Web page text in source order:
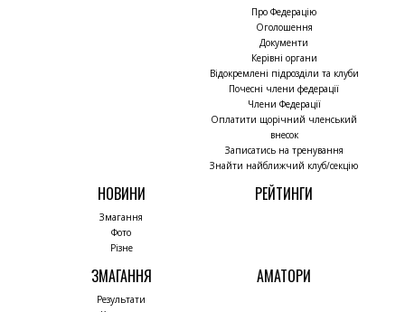
Про Федерацію
Оголошення
Документи
Керівні органи
Відокремлені підрозділи та клуби
Почесні члени федерації
Члени Федерації
Оплатити щорічний членський
внесок
Записатись на тренування
Знайти найближчий клуб/секцію
НОВИНИ
Змагання
Фото
Різне
РЕЙТИНГИ
ЗМАГАННЯ
Результати
АМАТОРИ